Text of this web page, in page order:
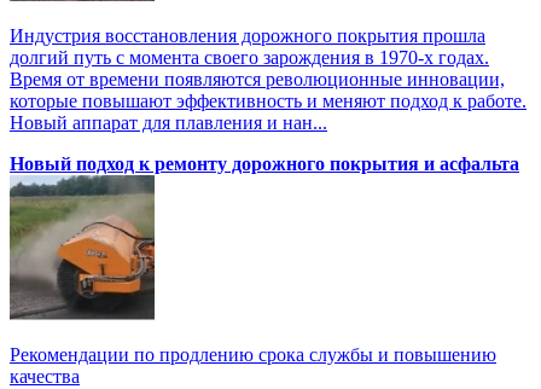
Индустрия восстановления дорожного покрытия прошла
долгий путь с момента своего зарождения в 1970-х годах.
Время от времени появляются революционные инновации,
которые повышают эффективность и меняют подход к работе.
Новый аппарат для плавления и нан...
Новый подход к ремонту дорожного покрытия и асфальта
Рекомендации по продлению срока службы и повышению
качества